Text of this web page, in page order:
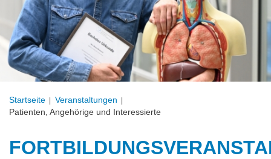
Startseite
Veranstal­tungen
Patienten, Angehörige und Interessierte